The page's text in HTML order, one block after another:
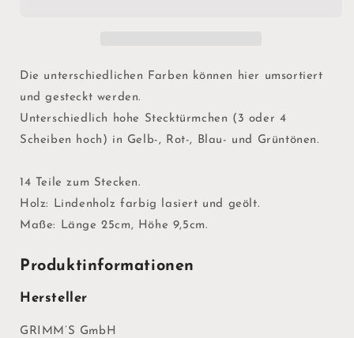
Die unterschiedlichen Farben können hier umsortiert
und gesteckt werden.
Unterschiedlich hohe Stecktürmchen (3 oder 4
Scheiben hoch) in Gelb-, Rot-, Blau- und Grüntönen.
14 Teile zum Stecken.
Holz: Lindenholz farbig lasiert und geölt.
Maße: Länge 25cm, Höhe 9,5cm.
Produktinformationen
Hersteller
GRIMM’S GmbH